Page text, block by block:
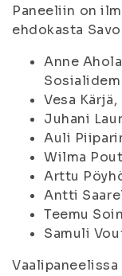
Paneeliin on
ehdokasta
Anne
Vesa
Juhani
Auli
Wilma
Arttu
Antti
Teemu
Samuli